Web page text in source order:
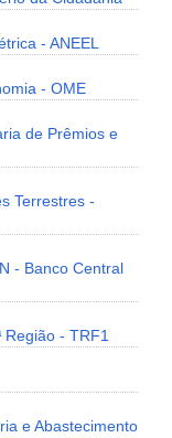
- ANEEL
- OME
de Prêmios e
Terrestres -
- Banco Central
Região - TRF1
e Abastecimento